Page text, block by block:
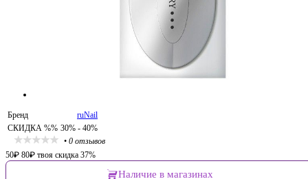
Бренд
ruNail
СКИДКА %% 30% - 40%
• 0 отзывов
50₽ 80₽ твоя скидка 37%
Наличие в магазинах